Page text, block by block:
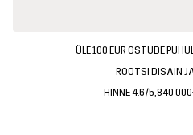
ÜLE 100 EUR OSTUDE
ROOTSI DISAIN
HINNE 4.6/5, 840